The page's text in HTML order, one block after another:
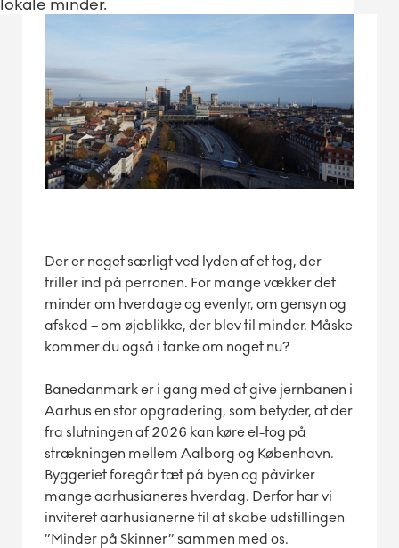
lokale minder.
Der er noget særligt ved lyden af et tog, der
triller ind på perronen. For mange vækker det
minder om hverdage og eventyr, om gensyn og
afsked – om øjeblikke, der blev til minder. Måske
kommer du også i tanke om noget nu?
Banedanmark er i gang med at give jernbanen i
Aarhus en stor opgradering, som betyder, at der
fra slutningen af 2026 kan køre el-tog på
strækningen mellem Aalborg og København.
Byggeriet foregår tæt på byen og påvirker
mange aarhusianeres hverdag. Derfor har vi
inviteret aarhusianerne til at skabe udstillingen
”Minder på Skinner” sammen med os.